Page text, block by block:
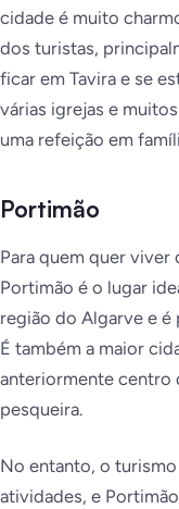
cidade é muito
dos turistas,
ficar em Tavira e se
várias igrejas e
uma refeição em
Portimão
Para quem quer
Portimão é o lugar
região do Algarve e é
É também a maior
anteriormente centro
pesqueira.
No entanto, o
atividades, e